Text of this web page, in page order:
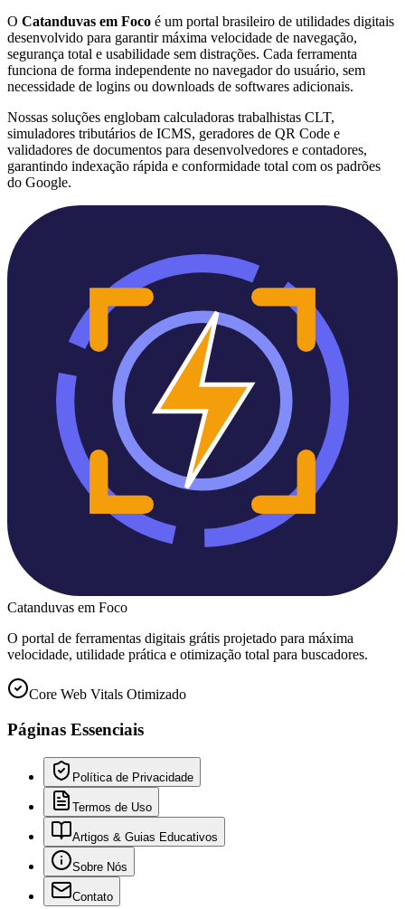
O Catanduvas em Foco é um portal brasileiro de utilidades digitais
desenvolvido para garantir máxima velocidade de navegação,
segurança total e usabilidade sem distrações. Cada ferramenta
funciona de forma independente no navegador do usuário, sem
necessidade de logins ou downloads de softwares adicionais.
Nossas soluções englobam calculadoras trabalhistas CLT,
simuladores tributários de ICMS, geradores de QR Code e
validadores de documentos para desenvolvedores e contadores,
garantindo indexação rápida e conformidade total com os padrões
do Google.
Catanduvas em Foco
O portal de ferramentas digitais grátis projetado para máxima
velocidade, utilidade prática e otimização total para buscadores.
Core Web Vitals Otimizado
Páginas Essenciais
Política de Privacidade
Termos de Uso
Artigos & Guias Educativos
Sobre Nós
Contato